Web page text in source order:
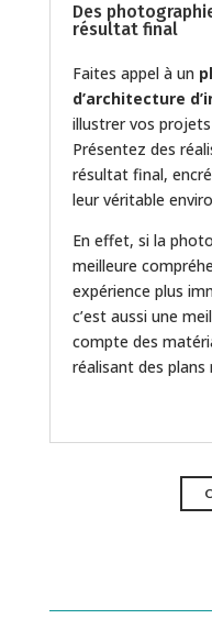
Des
résultat final
Faites appel à un
d’architecture
illustrer vos
Présentez des
résultat final,
leur véritable
En effet, si la
meilleure
expérience plus
c’est aussi une
compte des
réalisant des plans